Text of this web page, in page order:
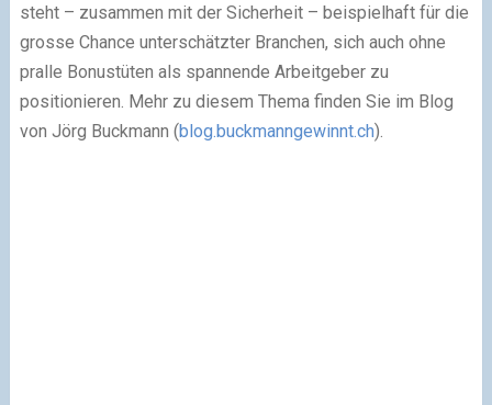
steht – zusammen mit der Sicherheit – beispielhaft für die
grosse Chance unterschätzter Branchen, sich auch ohne
pralle Bonustüten als spannende Arbeitgeber zu
positionieren. Mehr zu diesem Thema finden Sie im Blog
von Jörg Buckmann (blog.buckmanngewinnt.ch).